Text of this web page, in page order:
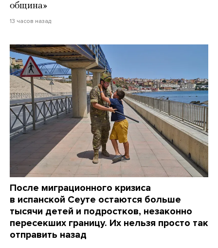
община»
13 часов назад
После миграционного кризиса
в испанской Сеуте остаются больше
тысячи детей и подростков, незаконно
пересекших границу. Их нельзя просто так
отправить назад